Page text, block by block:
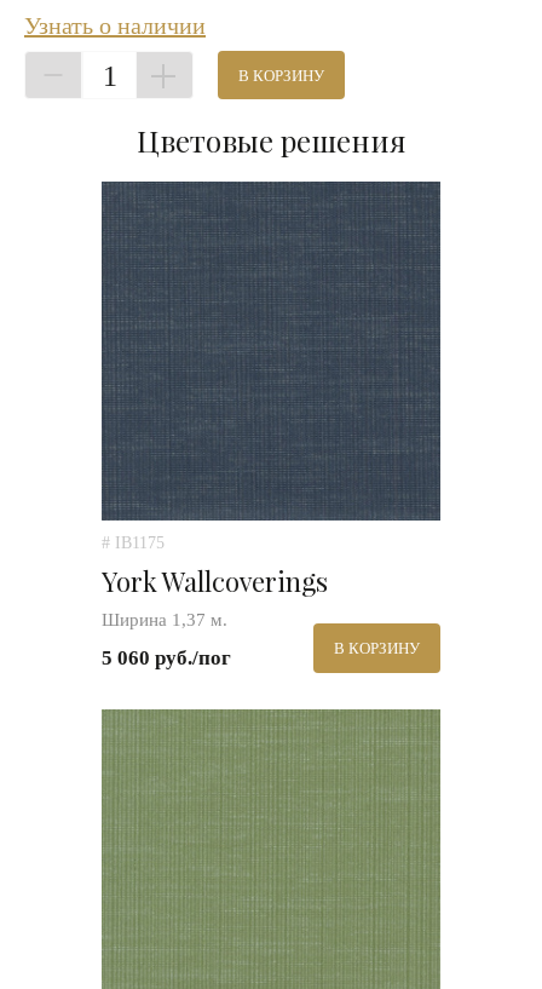
Узнать о наличии
1 В КОРЗИНУ
Цветовые решения
# IB1175
York Wallcoverings
Ширина 1,37 м.
5 060 руб./пог В КОРЗИНУ